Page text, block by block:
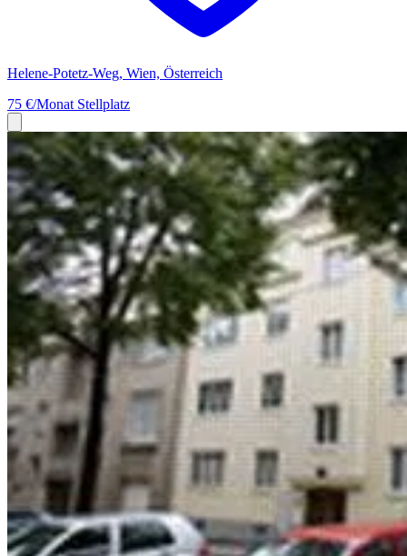
Helene-Potetz-Weg, Wien, Österreich
75 €/Monat Stellplatz